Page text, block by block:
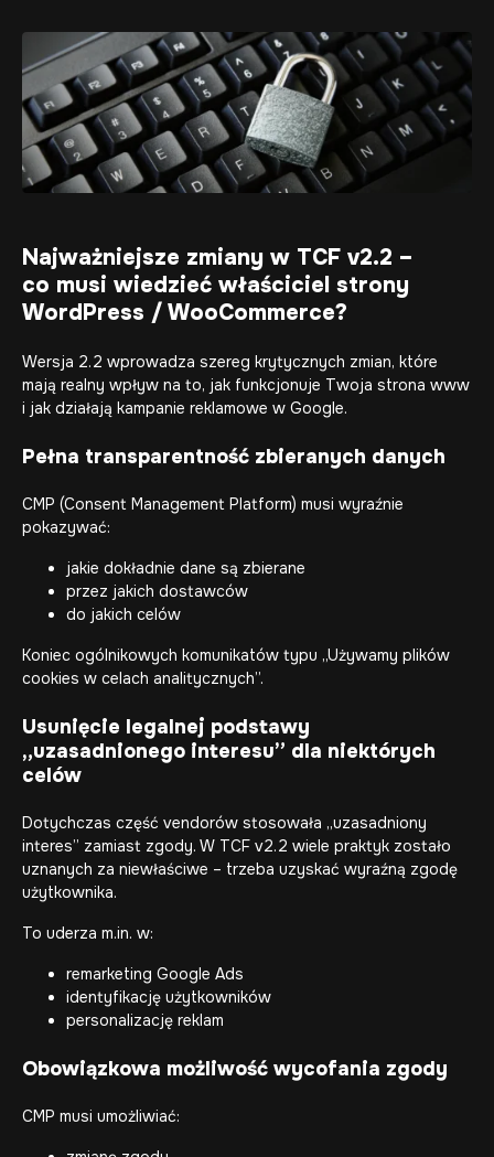
Najważniejsze zmiany w TCF v2.2 –
co musi wiedzieć właściciel strony
WordPress / WooCommerce?
Wersja 2.2 wprowadza szereg krytycznych zmian, które
mają realny wpływ na to, jak funkcjonuje Twoja strona www
i jak działają kampanie reklamowe w Google.
Pełna transparentność zbieranych danych
CMP (Consent Management Platform) musi wyraźnie
pokazywać:
jakie dokładnie dane są zbierane
przez jakich dostawców
do jakich celów
Koniec ogólnikowych komunikatów typu „Używamy plików
cookies w celach analitycznych”.
Usunięcie legalnej podstawy
„uzasadnionego interesu” dla niektórych
celów
Dotychczas część vendorów stosowała „uzasadniony
interes” zamiast zgody. W TCF v2.2 wiele praktyk zostało
uznanych za niewłaściwe – trzeba uzyskać wyraźną zgodę
użytkownika.
To uderza m.in. w:
remarketing Google Ads
identyfikację użytkowników
personalizację reklam
Obowiązkowa możliwość wycofania zgody
CMP musi umożliwiać: